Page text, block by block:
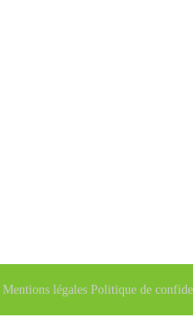
Mentions légales Politique de